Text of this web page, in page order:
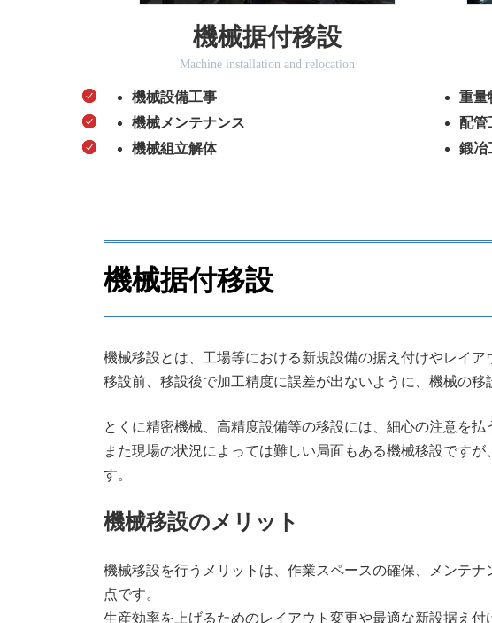
機械据付移設
Machine installation and relocation
機械設備工事
機械メンテナンス
機械組立解体
重量
配管
鍛冶
機械据付移設
機械移設とは、工場等における新規設備の据え付けやレイ
移設前、移設後で加工精度に誤差が出ないように、機械の移
とくに精密機械、高精度設備等の移設には、細心の注意を払
また現場の状況によっては難しい局面もある機械移設です
す。
機械移設のメリット
機械移設を行うメリットは、作業スペースの確保、メンテ
点です。
生産効率を上げるためのレイアウト変更や最適な新設据え付